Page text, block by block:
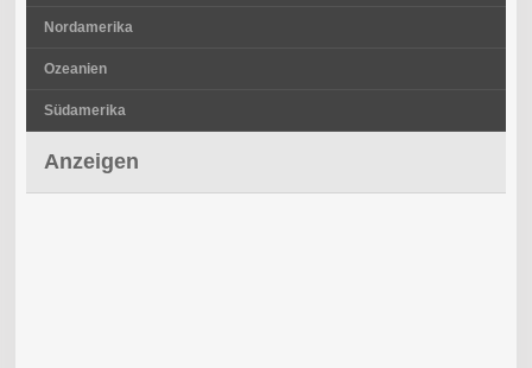
Nordamerika
Ozeanien
Südamerika
Anzeigen